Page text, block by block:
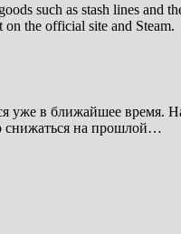
such as stash lines and
the official site and Steam.
в ближайшее время.
снижаться на прошлой…